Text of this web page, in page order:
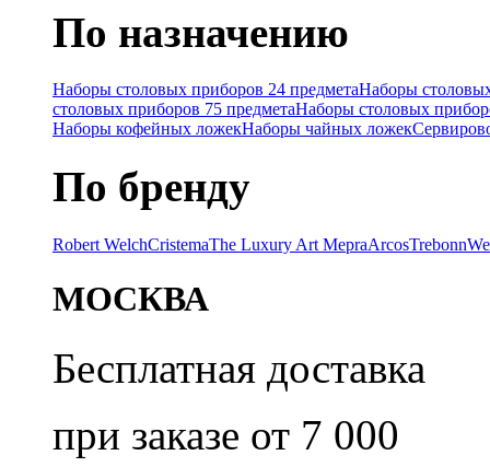
По назначению
Наборы столовых приборов 24 предметаНаборы
столовых приборов 75 предметаНаборы столовых
Наборы кофейных ложекНаборы чайных ложек
По бренду
Robert WelchCristemaThe Luxury Art MepraArcosTrebonn
МОСКВА
Бесплатная доставка
при заказе от 7 000